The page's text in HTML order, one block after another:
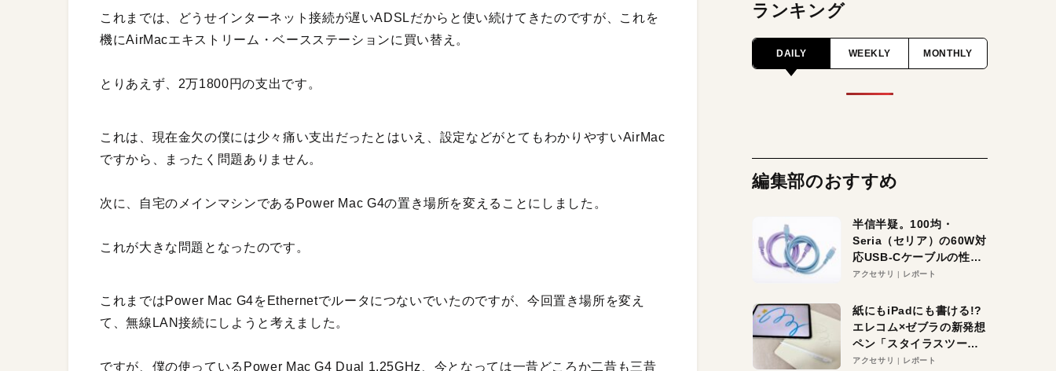
これまでは、どうせインターネット接続が遅いADSLだからと使い続けてきたのですが、これを
機にAirMacエキストリーム・ベースステーションに買い替え。
とりあえず、2万1800円の支出です。
これは、現在金欠の僕には少々痛い支出だったとはいえ、設定などがとてもわかりやすいAirMac
ですから、まったく問題ありません。
次に、自宅のメインマシンであるPower Mac G4の置き場所を変えることにしました。
これが大きな問題となったのです。
これまではPower Mac G4をEthernetでルータにつないでいたのですが、今回置き場所を変え
て、無線LAN接続にしようと考えました。
ですが、僕の使っているPower Mac G4 Dual 1.25GHz、今となっては一昔どころか二昔も三昔
ランキング
DAILY WEEKLY MONTHLY
編集部のおすすめ
半信半疑。100均・
Seria（セリア）の60W対
応USB-Cケーブルの性能
を検証。超コスパの1本を
アクセサリ レポート
紙にもiPadにも書ける!?
エレコム×ゼブラの新発想
ペン「スタイラスツーウ
ェイ」レビュー。持ち替
アクセサリ レポート